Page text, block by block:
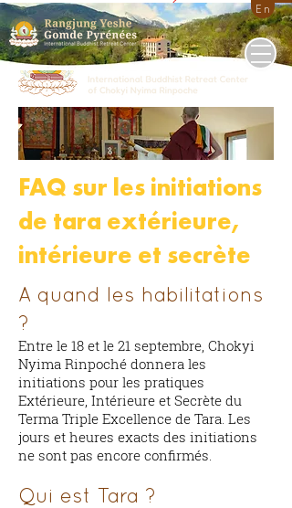
En
Donate Fr
FAQ sur les initiations
de tara extérieure,
intérieure et secrète
A quand les habilitations
?
Entre le 18 et le 21 septembre, Chokyi
Nyima Rinpoché donnera les
initiations pour les pratiques
Extérieure, Intérieure et Secrète du
Terma Triple Excellence de Tara. Les
jours et heures exacts des initiations
ne sont pas encore confirmés.
Qui est Tara ?